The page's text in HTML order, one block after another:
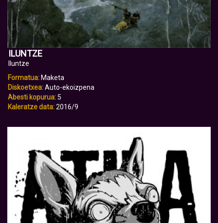
ILUNTZE
Iluntze
Formatua: Maketa
Diskoetxea:Auto-ekoizpena
Abesti kopurua: 5
Kaleratze data:2016/9